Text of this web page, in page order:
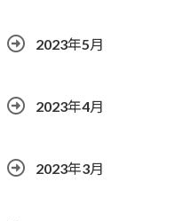
2023年5月
2023年4月
2023年3月